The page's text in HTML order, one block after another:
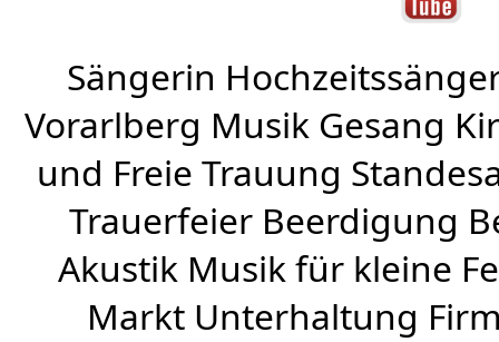
Sängerin
Vorarlberg Musik Gesang
und Freie Trauung
Trauerfeier Beerdigung
Akustik Musik für kleine
Markt Unterhaltung